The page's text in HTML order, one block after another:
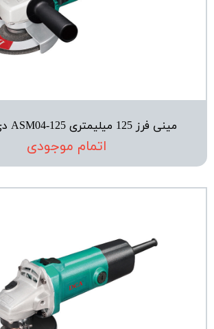
مینی فرز 125 میلیمتری ASM04-125 دی سی ای
اتمام موجودی